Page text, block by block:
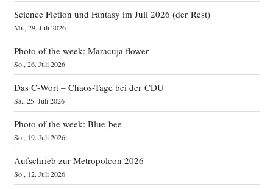
Science Fiction und Fantasy im Juli 2026 (der Rest)
Mi., 29. Juli 2026
Photo of the week: Maracuja flower
So., 26. Juli 2026
Das C‑Wort – Chaos-Tage bei der CDU
Sa., 25. Juli 2026
Photo of the week: Blue bee
So., 19. Juli 2026
Aufschrieb zur Metropolcon 2026
So., 12. Juli 2026